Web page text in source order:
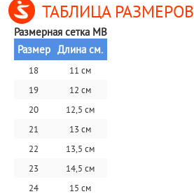
ТАБЛИЦА РАЗМЕРОВ
Размерная сетка MB
Размер Длина см.
18
11 см
19
12 см
20
12,5 см
21
13 см
22
13,5 см
23
14,5 см
24
15 см